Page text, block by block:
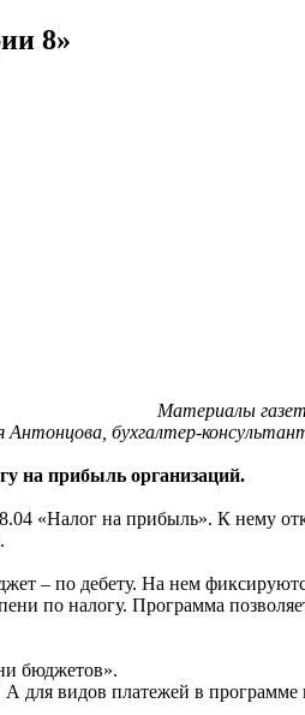
8»
Материалы
Антонцова, бухгалтер-
на прибыль организаций.
«Налог на прибыль». К нему
– по дебету. На нем
по налогу. Программа
бюджетов».
для видов платежей в